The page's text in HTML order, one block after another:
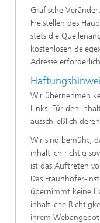
Grafische
Freistellen des
stets die
kostenlosen
Adresse
Wir übernehmen
Links. Für den
ausschließlich
Wir sind bemüht,
inhaltlich richtig
ist das Auftreten
Das Fraunhofer-
übernimmt keine
inhaltliche
ihrem